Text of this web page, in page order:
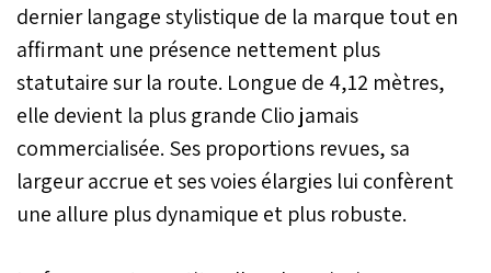
255.000 DH et jusqu’à
310.000 DH selon les
finitions.
dernier langage stylistique de la marque tout en
affirmant une présence nettement plus
statutaire sur la route. Longue de 4,12 mètres,
elle devient la plus grande Clio jamais
commercialisée. Ses proportions revues, sa
largeur accrue et ses voies élargies lui confèrent
une allure plus dynamique et plus robuste.